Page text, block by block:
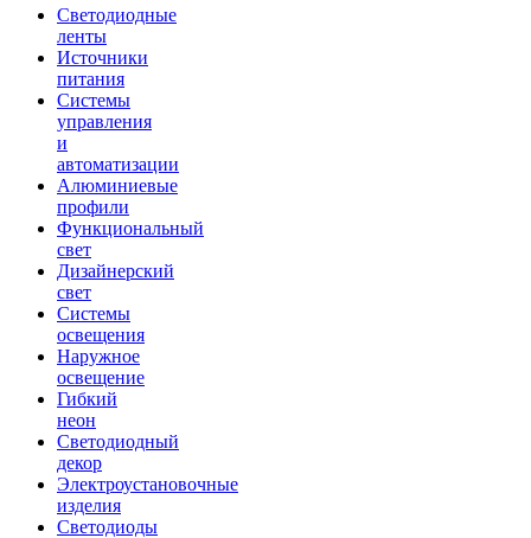
Светодиодные
ленты
Источники
питания
Системы
управления
и
автоматизации
Алюминиевые
профили
Функциональный
свет
Дизайнерский
свет
Системы
освещения
Наружное
освещение
Гибкий
неон
Светодиодный
декор
Электроустановочные
изделия
Светодиоды